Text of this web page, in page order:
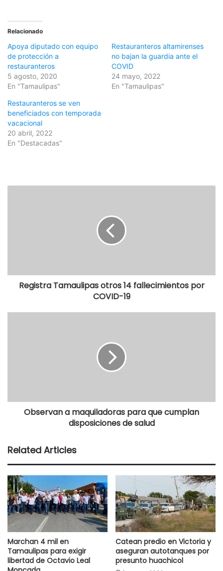
Relacionado
Apoya diputado con equipo
de protección a
restauranteros
5 agosto, 2020
En "Tamaulipas"
Restauranteros altamirenses
no bajan la guardia ante el
COVID
24 mayo, 2022
En "Tamaulipas"
Restauranteros se ven
beneficiados con temporada
vacacional
20 abril, 2022
En "Destacadas"
Registra Tamaulipas otros 14 fallecimientos por
COVID-19
Observan a maquiladoras para que cumplan
disposiciones de salud
Related Articles
Marchan 4 mil en
Tamaulipas para exigir
libertad de Octavio Leal
Catean predio en Victoria y
aseguran autotanques por
presunto huachicol